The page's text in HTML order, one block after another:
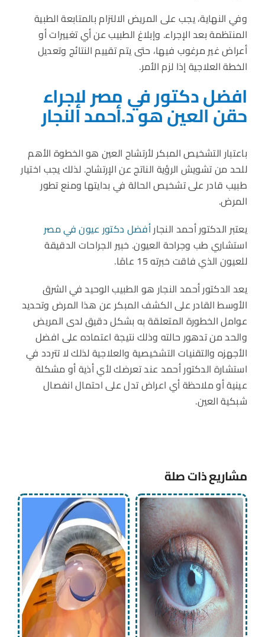
وفي النهاية، يجب على المريض الالتزام بالمتابعة الطبية
المنتظمة بعد الإجراء. وإبلاغ الطبيب عن أي تغييرات أو
أعراض غير مرغوب فيها، حتى يتم تقييم النتائج وتعديل
الخطة العلاجية إذا لزم الأمر.
افضل دكتور في مصر لإجراء
حقن العين هو د.أحمد النجار
باعتبار التشخيص المبكر لأرتشاح العين هو الخطوة الأهم
للحد من تشويش الرؤية الناتج عن الإرتشاح. لذلك يجب اختيار
طبيب قادر على تشخيص الحالة في بدايتها ومنع تطور
المرض.
يعتبر الدكتور أحمد النجارأفضل دكتور عيون في مصر
استشاري طب وجراحة العيون. خبير الجراحات الدقيقة
للعيون الذي فاقت خبرته 15 عامًا.
يعد الدكتور أحمد النجار هو الطبيب الوحيد في الشرق
الأوسط القادر على الكشف المبكر عن هذا المرض وتحديد
عوامل الخطورة المتعلقة به بشكل دقيق لدى المريض
والحد من تدهور حالته وذلك نتيجة اعتماده على افضل
الأجهزه والتقنيات التشخيصية والعلاجية لذلك لا تتردد في
استشارة الدكتور أحمد عند تعرضك لأي أذية أو مشكلة
عينية أو ملاحظة أي اعراض تدل على احتمال انفصال
شبكية العين.
مشاريع ذات صلة